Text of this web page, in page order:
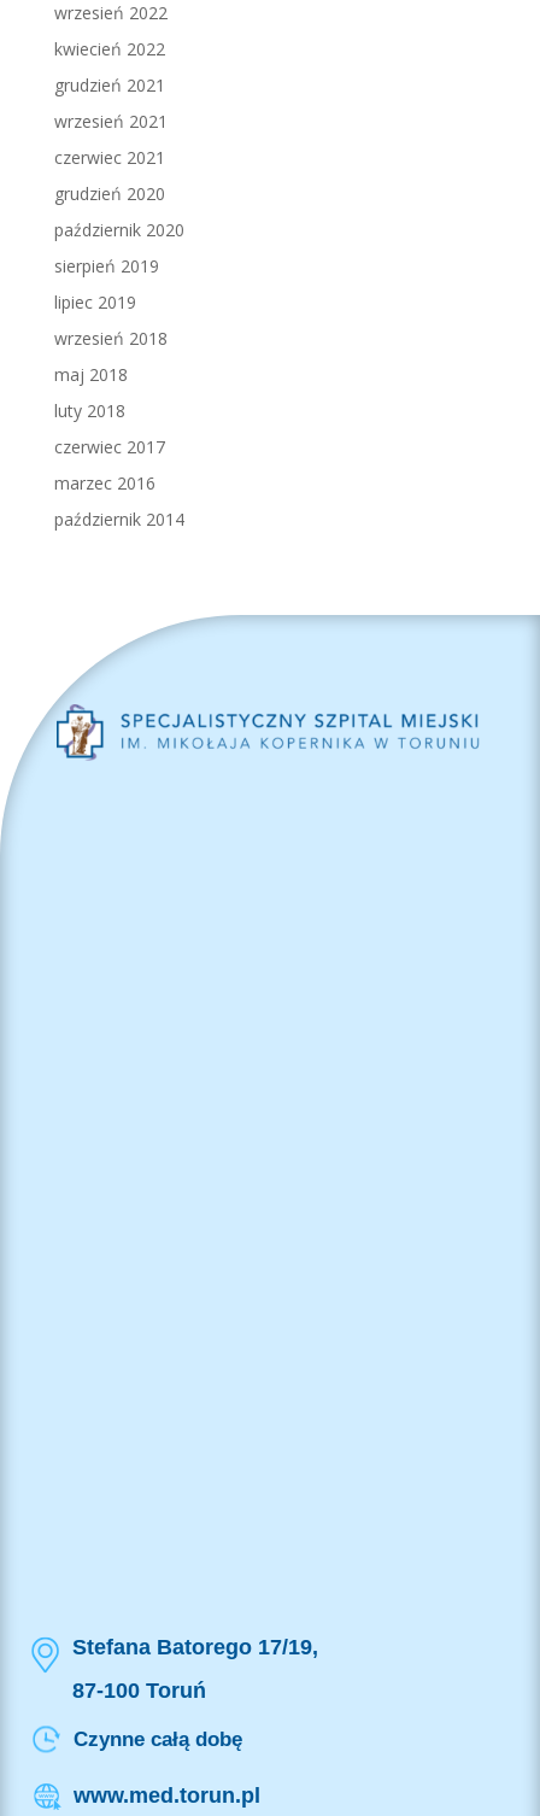
wrzesień 2022
kwiecień 2022
grudzień 2021
wrzesień 2021
czerwiec 2021
grudzień 2020
październik 2020
sierpień 2019
lipiec 2019
wrzesień 2018
maj 2018
luty 2018
czerwiec 2017
marzec 2016
październik 2014
Stefana Batorego 17/19,
87-100 Toruń
Czynne całą dobę
www.med.torun.pl